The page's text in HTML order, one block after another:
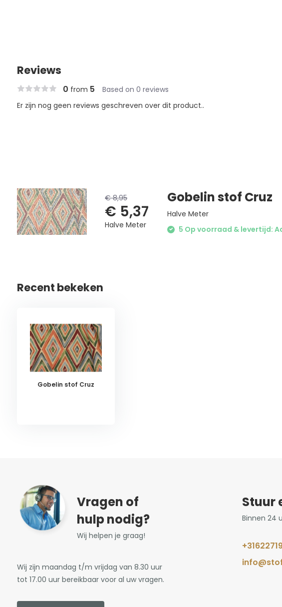
Reviews
0 from 5 Based on 0 reviews
Er zijn nog geen reviews geschreven over dit product..
€ 8,95
€ 5,37
Halve Meter
Gobelin stof Cruz
Halve Meter
5 Op voorraad & levertijd:
Recent bekeken
Gobelin stof Cruz
Vragen of
hulp nodig?
Wij helpen je graag!
Wij zijn maandag t/m vrijdag van 8.30 uur
tot 17.00 uur bereikbaar voor al uw vragen.
Stuur
Binnen 24